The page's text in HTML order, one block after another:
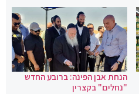
הנחת אבן הפינה: ברובע החדש
"נחלים" בקצרין